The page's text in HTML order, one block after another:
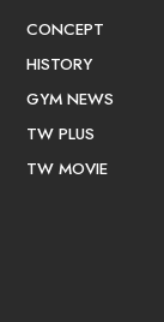
CONCEPT
HISTORY
GYM NEWS
TW PLUS
TW MOVIE